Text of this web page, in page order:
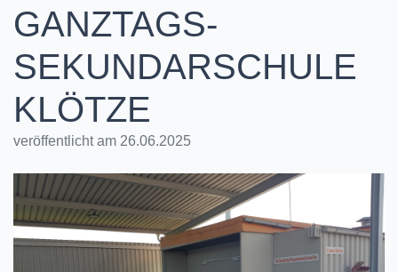
GANZTAGS-
SEKUNDARSCHULE
KLÖTZE
veröffentlicht am 26.06.2025